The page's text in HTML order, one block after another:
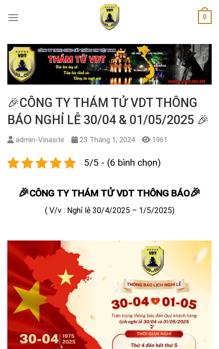
0
🎉CÔNG TY THÁM TỬ VDT THÔNG
BÁO NGHỈ LỄ 30/04 & 01/05/2025 🎉
admin-Vinasite 23 Tháng 1, 2024 1961
5/5 - (6 bình chọn)
🎉CÔNG TY THÁM TỬ VDT THÔNG BÁO🎉
( V/v : Nghỉ lễ 30/4/2025 – 1/5/2025)